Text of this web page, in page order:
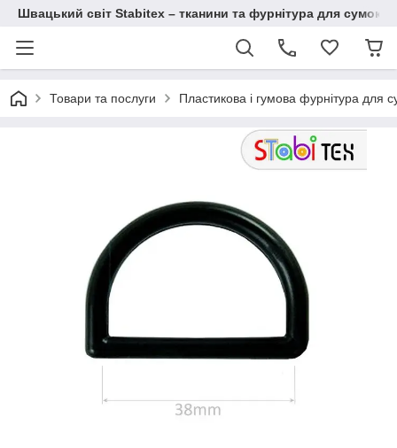
Швацький світ Stabitex – тканини та фурнітура для сумок і
Товари та послуги Пластикова і гумова фурнітура для